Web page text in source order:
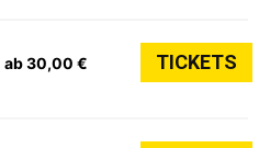
ab 30,00 € TICKETS